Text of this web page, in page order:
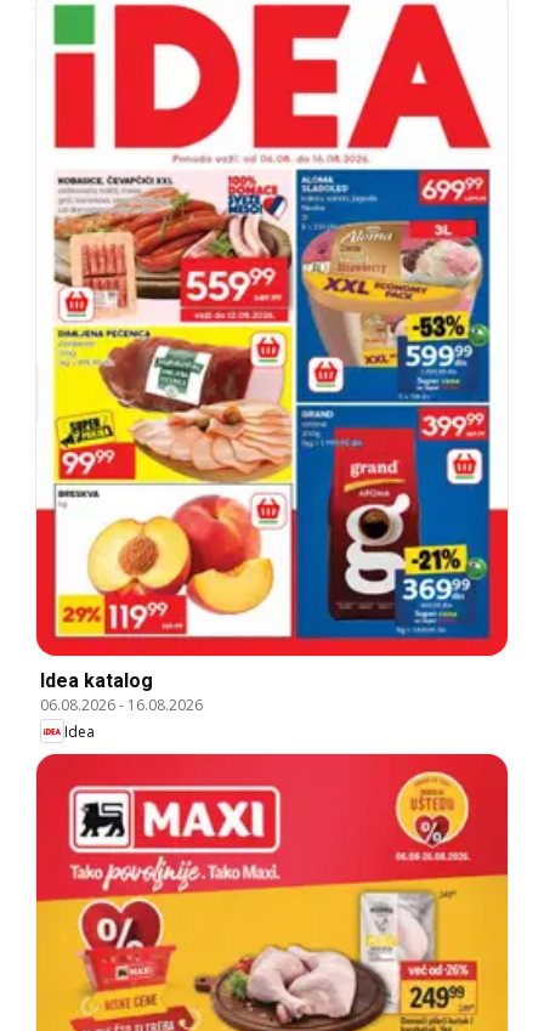
Idea katalog
06.08.2026- 16.08.2026
Idea